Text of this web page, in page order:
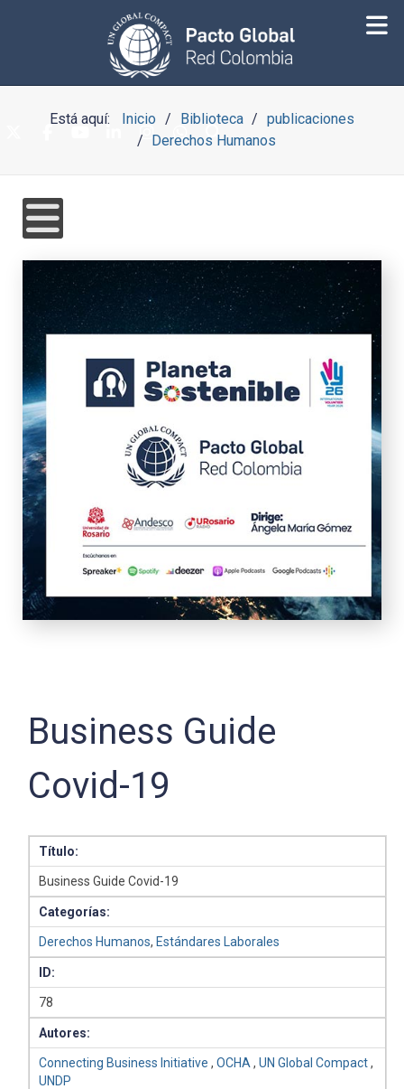
Está aquí: Inicio Biblioteca
publicaciones
Derechos Humanos
Business Guide
Covid-19
Título:
Business Guide Covid-19
Categorías:
Derechos Humanos, Estándares Laborales
ID:
78
Autores:
Connecting Business Initiative ,OCHA ,UN Global Compact,
UNDP